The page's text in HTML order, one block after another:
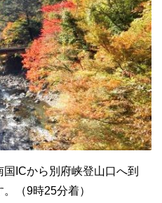
ICから別府峡登山口へ到
（9時25分着）